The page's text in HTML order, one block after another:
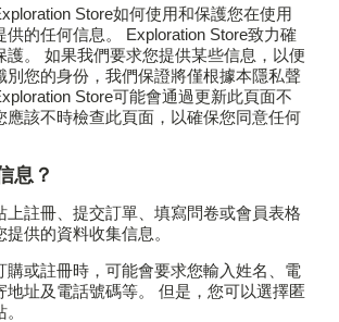
Store如何使用和保護您在使用
供的任何信息。 Exploration Store致力確
護。 如果我們要求您提供某些信息，以便
別您的身份，我們保證將僅根據本隱私聲
Store可能會通過更新此頁面不
應該不時檢查此頁面，以確保您同意任何
息？
上註冊、提交訂單、填寫問卷或會員表格
供的資料收集信息。
購或註冊時，可能會要求您輸入姓名、電
地址及電話號碼等。 但是，您可以選擇匿